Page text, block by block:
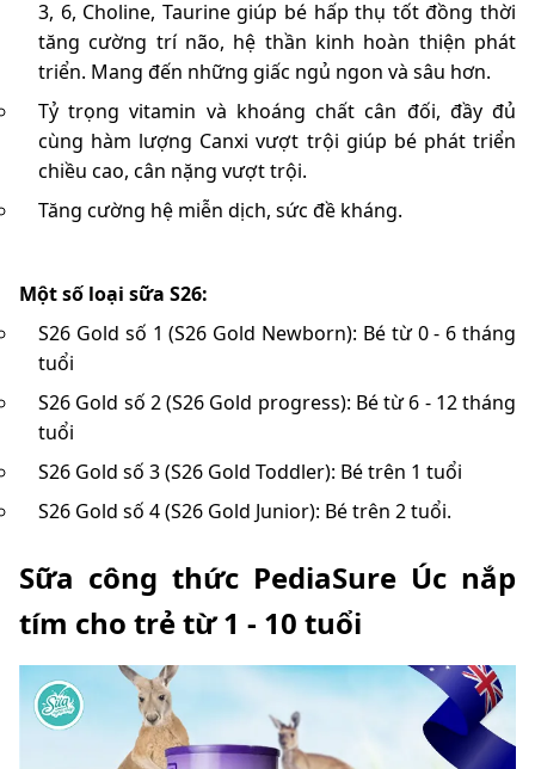
3, 6, Choline, Taurine giúp bé hấp thụ tốt đồng thời
tăng cường trí não, hệ thần kinh hoàn thiện phát
triển. Mang đến những giấc ngủ ngon và sâu hơn.
Tỷ trọng vitamin và khoáng chất cân đối, đầy đủ
cùng hàm lượng Canxi vượt trội giúp bé phát triển
chiều cao, cân nặng vượt trội.
Tăng cường hệ miễn dịch, sức đề kháng.
Một số loại sữa S26:
S26 Gold số 1 (S26 Gold Newborn): Bé từ 0 - 6 tháng
tuổi
S26 Gold số 2 (S26 Gold progress): Bé từ 6 - 12 tháng
tuổi
S26 Gold số 3 (S26 Gold Toddler): Bé trên 1 tuổi
S26 Gold số 4 (S26 Gold Junior): Bé trên 2 tuổi.
Sữa công thức PediaSure Úc nắp
tím cho trẻ từ 1 - 10 tuổi